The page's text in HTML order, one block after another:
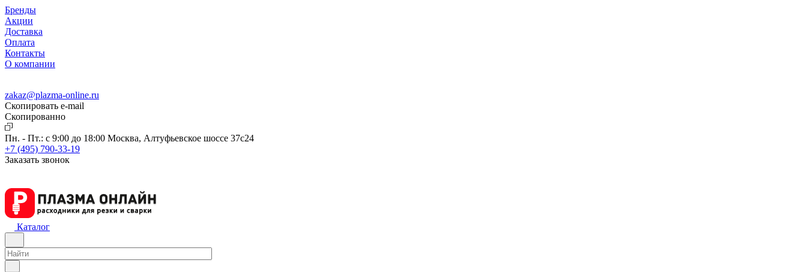
Бренды
Акции
Доставка
Оплата
Контакты
О компании
zakaz@plazma-online.ru
Скопировать e-mail
Cкопированно
Пн. - Пт.: с 9:00 до 18:00 Москва, Алтуфьевское шоссе 37с24
+7 (495) 790-33-19
Заказать звонок
Каталог